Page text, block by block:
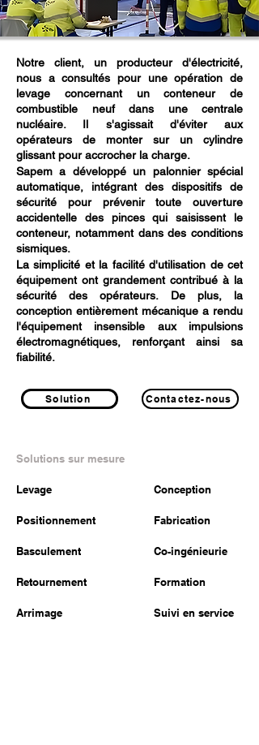
Notre client, un producteur d'électricité,
nous a consultés pour une opération de
levage concernant un conteneur de
combustible neuf dans une centrale
nucléaire. Il s'agissait d'éviter aux
opérateurs de monter sur un cylindre
glissant pour accrocher la charge.
Sapem a développé un palonnier spécial
automatique, intégrant des dispositifs de
sécurité pour prévenir toute ouverture
accidentelle des pinces qui saisissent le
conteneur, notamment dans des conditions
sismiques.
La simplicité et la facilité d'utilisation de cet
équipement ont grandement contribué à la
sécurité des opérateurs. De plus, la
conception entièrement mécanique a rendu
l'équipement insensible aux impulsions
électromagnétiques, renforçant ainsi sa
fiabilité.
Solution Contactez-nous
Solutions sur mesure
Levage
Positionnement
Basculement
Retournement
Arrimage
Conception
Fabrication
Co-ingénieurie
Formation
Suivi en service